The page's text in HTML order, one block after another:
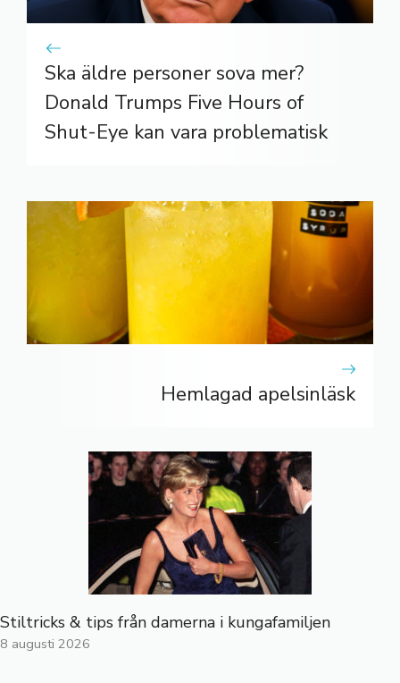
Ska äldre personer sova mer?
Donald Trumps Five Hours of
Shut-Eye kan vara problematisk
Hemlagad apelsinläsk
Stiltricks & tips från damerna i kungafamiljen
8 augusti 2026